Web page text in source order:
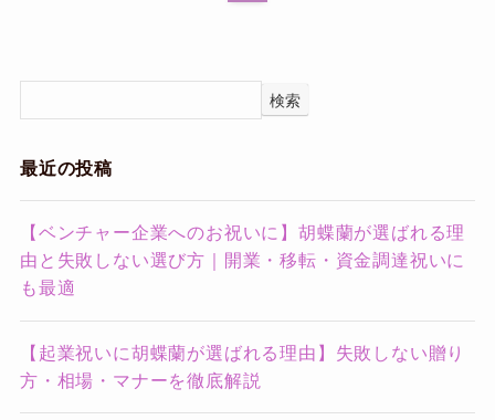
検索
最近の投稿
【ベンチャー企業へのお祝いに】胡蝶蘭が選ばれる理
由と失敗しない選び方｜開業・移転・資金調達祝いに
も最適
【起業祝いに胡蝶蘭が選ばれる理由】失敗しない贈り
方・相場・マナーを徹底解説